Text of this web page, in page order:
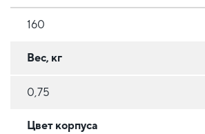
160
Вес, кг
0,75
Цвет корпуса